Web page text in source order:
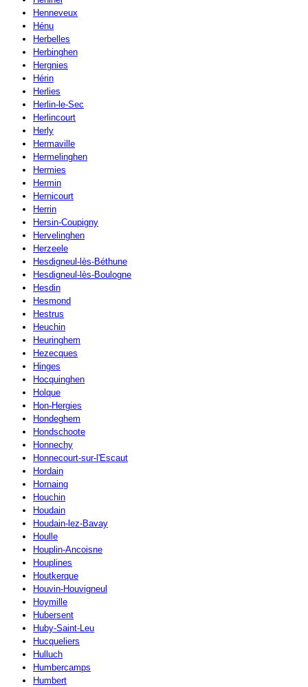
Henneveux
Hénu
Herbelles
Herbinghen
Hergnies
Hérin
Herlies
Herlin-le-Sec
Herlincourt
Herly
Hermaville
Hermelinghen
Hermies
Hermin
Hernicourt
Herrin
Hersin-Coupigny
Hervelinghen
Herzeele
Hesdigneul-lès-Béthune
Hesdigneul-lès-Boulogne
Hesdin
Hesmond
Hestrus
Heuchin
Heuringhem
Hezecques
Hinges
Hocquinghen
Holque
Hon-Hergies
Hondeghem
Hondschoote
Honnechy
Honnecourt-sur-l'Escaut
Hordain
Hornaing
Houchin
Houdain
Houdain-lez-Bavay
Houlle
Houplin-Ancoisne
Houplines
Houtkerque
Houvin-Houvigneul
Hoymille
Hubersent
Huby-Saint-Leu
Hucqueliers
Hulluch
Humbercamps
Humbert